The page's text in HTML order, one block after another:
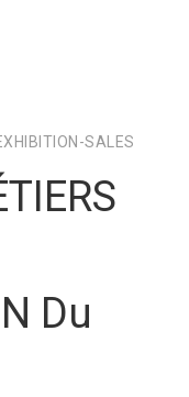
SALES
Du